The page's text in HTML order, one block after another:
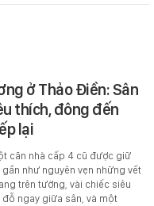
ở Thảo Điền: Sân
thích, đông đến
lại
căn nhà cấp 4 cũ được giữ
gần như nguyên vẹn những vết
trên tường, vài chiếc siêu
đỗ ngay giữa sân, và một